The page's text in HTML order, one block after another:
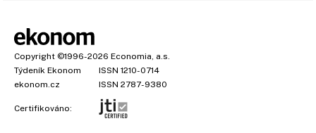
Copyright ©1996-2026 Economia, a.s.
Týdeník Ekonom
ISSN 1210-0714
ekonom.cz
ISSN 2787-9380
Certifikováno: